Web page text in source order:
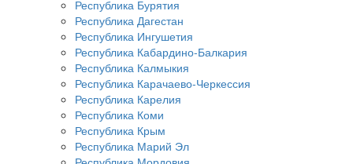
Республика Бурятия
Республика Дагестан
Республика Ингушетия
Республика Кабардино-Балкария
Республика Калмыкия
Республика Карачаево-Черкессия
Республика Карелия
Республика Коми
Республика Крым
Республика Марий Эл